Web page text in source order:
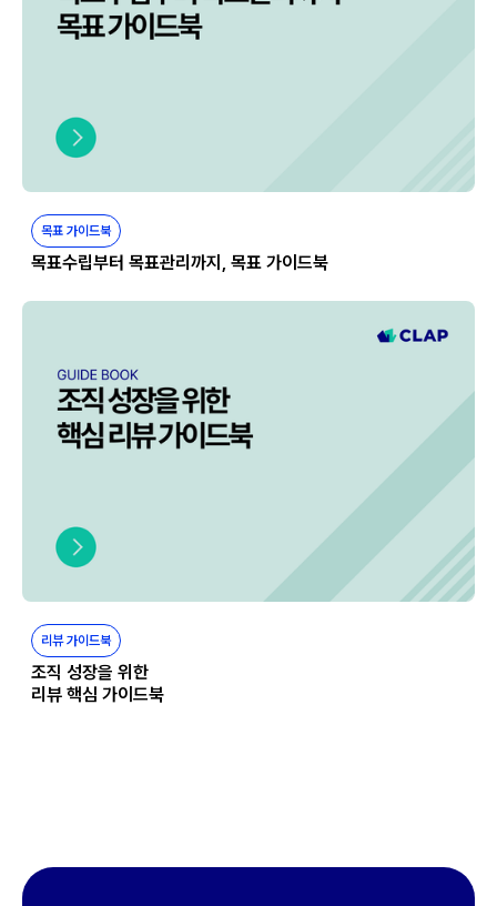
목표 가이드북
목표수립부터 목표관리까지, 목표 가이드북
리뷰 가이드북
조직 성장을 위한
리뷰 핵심 가이드북